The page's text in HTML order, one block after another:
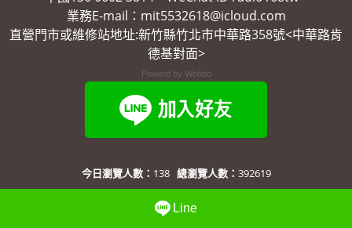
業務E-mail：mit5532618@icloud.com
直營門市或維修站地址:新竹縣竹北市中華路358號<中華路肯
德基對面>
Powerd by Webdo
Line
今日瀏覽人數： 138 總瀏覽人數： 392619